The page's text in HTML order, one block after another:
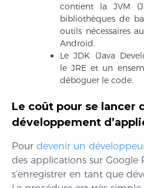
contient la JVM
bibliothèques de
outils nécessaires
Android.
Le JDK (Java
le JRE et un
déboguer le code.
Le coût pour se lancer
développement
Pour devenir un
des applications sur Google
s’enregistrer en tant que